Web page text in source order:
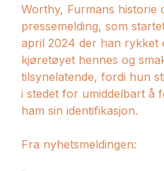
Worthy, Furmans historie
pressemelding, som
april 2024 der han rykket
kjøretøyet hennes og
tilsynelatende, fordi hun
i stedet for umiddelbart å
ham sin identifikasjon.
Fra nyhetsmeldingen: